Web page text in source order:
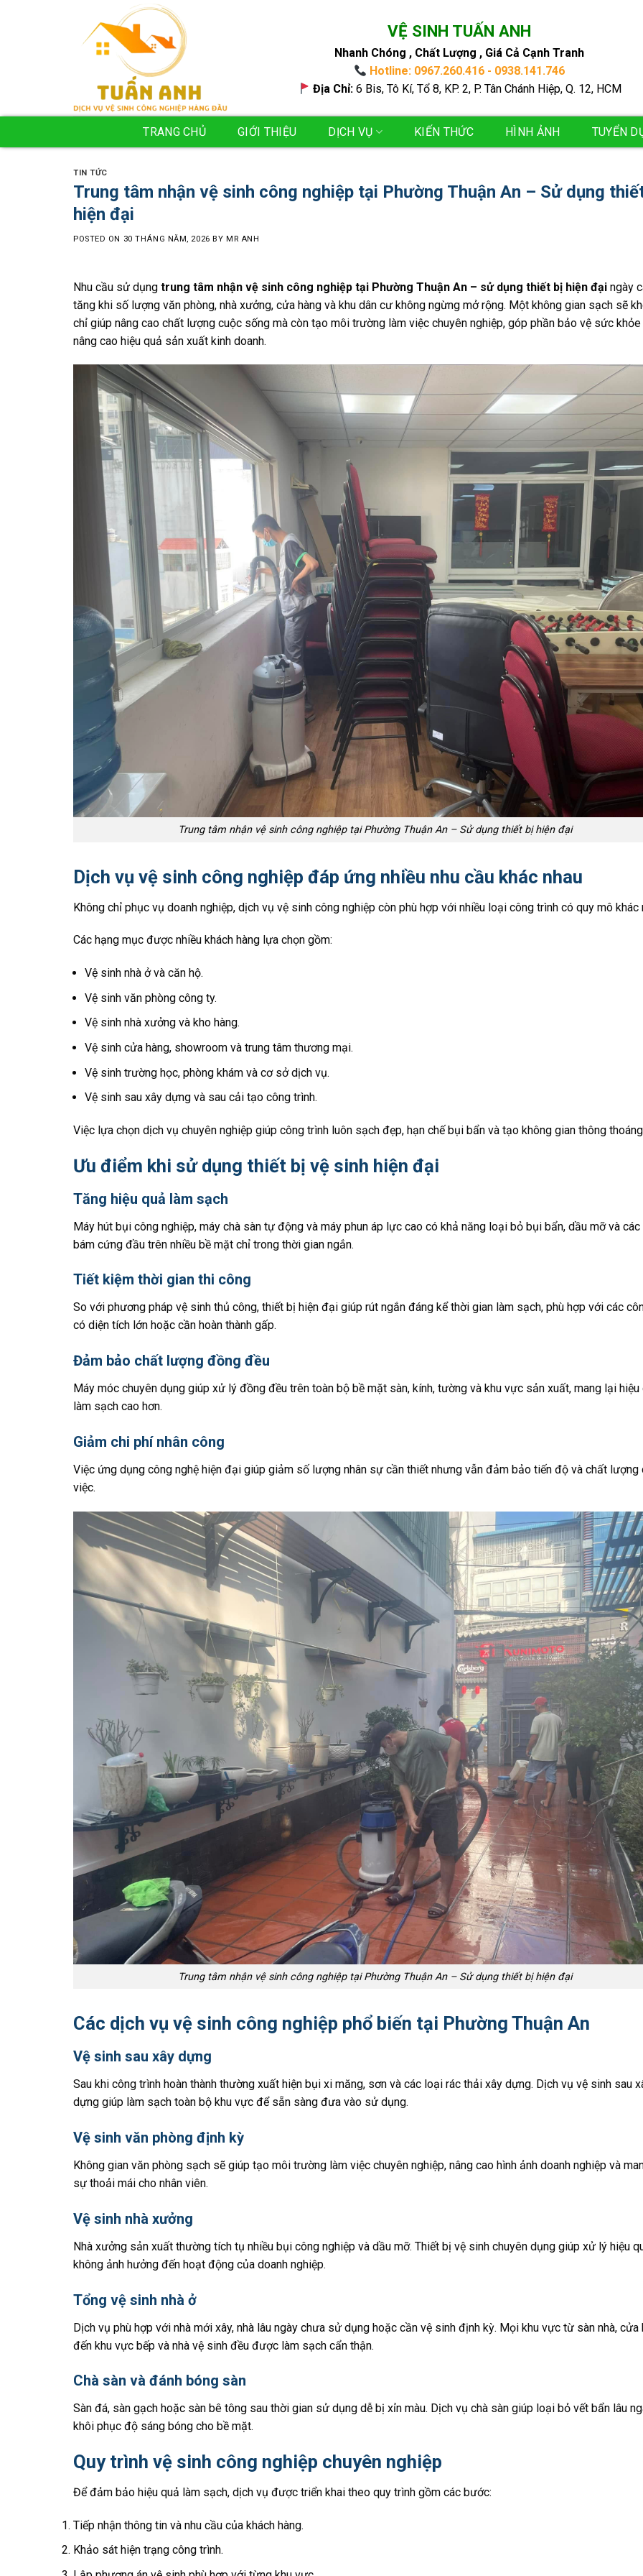
VỆ SINH TUẤN ANH
Nhanh Chóng , Chất Lượng , Giá Cả Cạnh Tranh
Hotline: 0967.260.416 - 0938.141.746
Địa Chỉ:6 Bis, Tô Kí, Tổ 8, KP. 2, P. Tân Chánh Hiệp, Q. 12, HCM
TRANG CHỦ GIỚI THIỆU DỊCH VỤ KIẾN THỨC HÌNH ẢNH TUYỂN
TIN TỨC
Trung tâm nhận vệ sinh công nghiệp tại Phường Thuận An – Sử dụng
hiện đại
POSTED ON 30 THÁNG NĂM, 2026 BY MR ANH
Nhu cầu sử dụng trung tâm nhận vệ sinh công nghiệp tại Phường Thuận An – sử dụng thiết bị hiện đại ngày
tăng khi số lượng văn phòng, nhà xưởng, cửa hàng và khu dân cư không ngừng mở rộng. Một không gian sạch sẽ
chỉ giúp nâng cao chất lượng cuộc sống mà còn tạo môi trường làm việc chuyên nghiệp, góp phần bảo vệ sức khỏe
nâng cao hiệu quả sản xuất kinh doanh.
Trung tâm nhận vệ sinh công nghiệp tại Phường Thuận An – Sử dụng thiết bị hiện đại
Dịch vụ vệ sinh công nghiệp đáp ứng nhiều nhu cầu khác nhau
Không chỉ phục vụ doanh nghiệp, dịch vụ vệ sinh công nghiệp còn phù hợp với nhiều loại công trình có quy mô khác
Các hạng mục được nhiều khách hàng lựa chọn gồm:
Vệ sinh nhà ở và căn hộ.
Vệ sinh văn phòng công ty.
Vệ sinh nhà xưởng và kho hàng.
Vệ sinh cửa hàng, showroom và trung tâm thương mại.
Vệ sinh trường học, phòng khám và cơ sở dịch vụ.
Vệ sinh sau xây dựng và sau cải tạo công trình.
Việc lựa chọn dịch vụ chuyên nghiệp giúp công trình luôn sạch đẹp, hạn chế bụi bẩn và tạo không gian thông
Ưu điểm khi sử dụng thiết bị vệ sinh hiện đại
Tăng hiệu quả làm sạch
Máy hút bụi công nghiệp, máy chà sàn tự động và máy phun áp lực cao có khả năng loại bỏ bụi bẩn, dầu mỡ và các
bám cứng đầu trên nhiều bề mặt chỉ trong thời gian ngắn.
Tiết kiệm thời gian thi công
So với phương pháp vệ sinh thủ công, thiết bị hiện đại giúp rút ngắn đáng kể thời gian làm sạch, phù hợp với các
có diện tích lớn hoặc cần hoàn thành gấp.
Đảm bảo chất lượng đồng đều
Máy móc chuyên dụng giúp xử lý đồng đều trên toàn bộ bề mặt sàn, kính, tường và khu vực sản xuất, mang lại hiệu
làm sạch cao hơn.
Giảm chi phí nhân công
Việc ứng dụng công nghệ hiện đại giúp giảm số lượng nhân sự cần thiết nhưng vẫn đảm bảo tiến độ và chất lượng
việc.
Trung tâm nhận vệ sinh công nghiệp tại Phường Thuận An – Sử dụng thiết bị hiện đại
Các dịch vụ vệ sinh công nghiệp phổ biến tại Phường Thuận An
Vệ sinh sau xây dựng
Sau khi công trình hoàn thành thường xuất hiện bụi xi măng, sơn và các loại rác thải xây dựng. Dịch vụ vệ sinh sau
dựng giúp làm sạch toàn bộ khu vực để sẵn sàng đưa vào sử dụng.
Vệ sinh văn phòng định kỳ
Không gian văn phòng sạch sẽ giúp tạo môi trường làm việc chuyên nghiệp, nâng cao hình ảnh doanh nghiệp và
sự thoải mái cho nhân viên.
Vệ sinh nhà xưởng
Nhà xưởng sản xuất thường tích tụ nhiều bụi công nghiệp và dầu mỡ. Thiết bị vệ sinh chuyên dụng giúp xử lý hiệu
không ảnh hưởng đến hoạt động của doanh nghiệp.
Tổng vệ sinh nhà ở
Dịch vụ phù hợp với nhà mới xây, nhà lâu ngày chưa sử dụng hoặc cần vệ sinh định kỳ. Mọi khu vực từ sàn nhà, cửa
đến khu vực bếp và nhà vệ sinh đều được làm sạch cẩn thận.
Chà sàn và đánh bóng sàn
Sàn đá, sàn gạch hoặc sàn bê tông sau thời gian sử dụng dễ bị xỉn màu. Dịch vụ chà sàn giúp loại bỏ vết bẩn lâu
khôi phục độ sáng bóng cho bề mặt.
Quy trình vệ sinh công nghiệp chuyên nghiệp
Để đảm bảo hiệu quả làm sạch, dịch vụ được triển khai theo quy trình gồm các bước:
Tiếp nhận thông tin và nhu cầu của khách hàng.
Khảo sát hiện trạng công trình.